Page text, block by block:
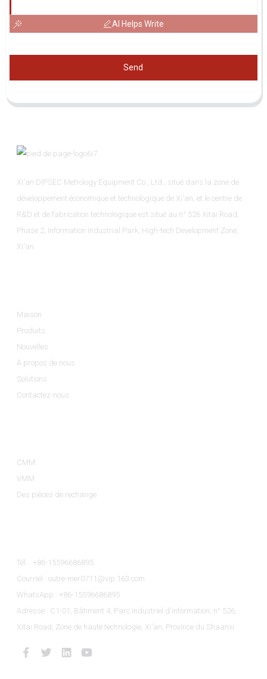
AI Helps Write
Send
Xi'an DIPSEC Metrology Equipment Co., Ltd., situé dans la zone de
développement économique et technologique de Xi'an, et le centre de
R&D et de fabrication technologique est situé au n° 526 Xitai Road,
Phase 2, Information Industrial Park, High-tech Development Zone,
Xi'an.
Maison
Produits
Nouvelles
À propos de nous
Solutions
Contactez-nous
CMM
VMM
Des pièces de rechange
Tél. : +86-15596686895
Courriel : outre-mer0711@vip.163.com
WhatsApp : +86-15596686895
Adresse : C1-01, Bâtiment 4, Parc industriel d'information, n° 526,
Xitai Road, Zone de haute technologie, Xi'an, Province du Shaanxi